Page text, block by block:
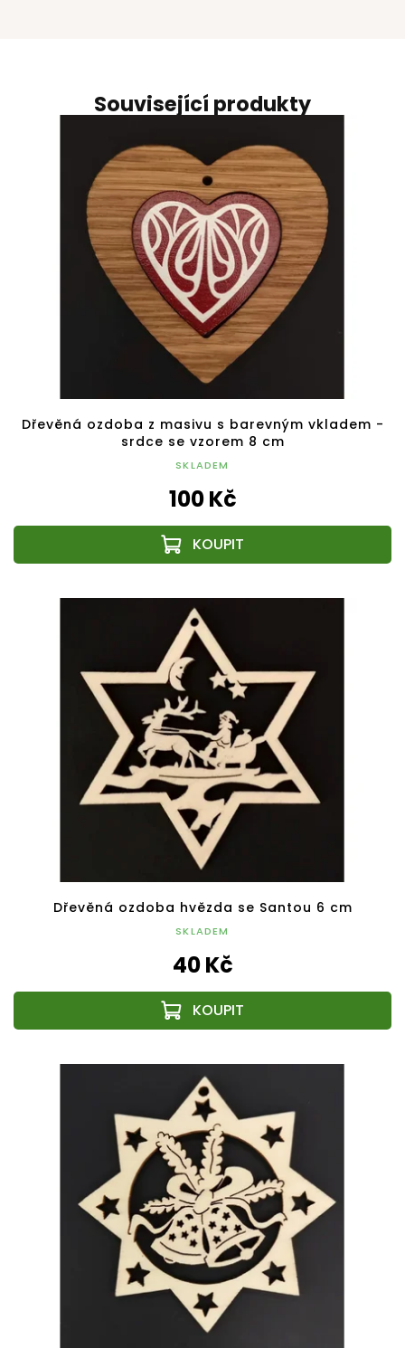
Související produkty
Dřevěná ozdoba z masivu s barevným vkladem -
srdce se vzorem 8 cm
SKLADEM
100 Kč
Dřevěná ozdoba hvězda se Santou 6 cm
SKLADEM
40 Kč